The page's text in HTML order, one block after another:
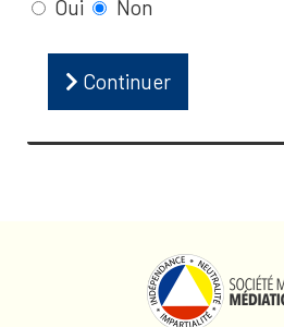
Oui
Non
Continuer